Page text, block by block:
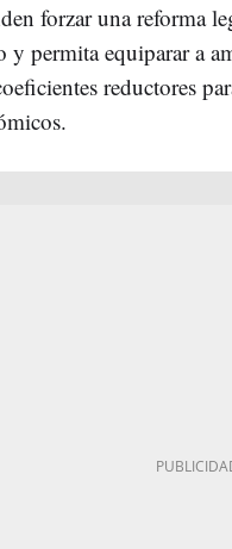
forzar una reforma
permita equiparar a
reductores